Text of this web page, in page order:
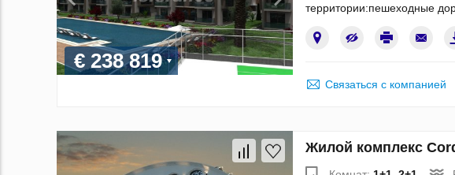
€ 238 819
территории:пешеходные
Связаться с компанией
Жилой комплекс